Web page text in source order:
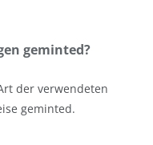
geminted?
der verwendeten
geminted.